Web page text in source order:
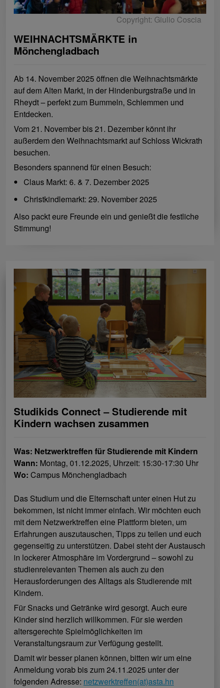
Copyright: Giulio Coscia
WEIHNACHTSMÄRKTE in
Mönchengladbach
Ab 14. November 2025 öffnen die Weihnachtsmärkte
auf dem Alten Markt, in der Hindenburgstraße und in
Rheydt – perfekt zum Bummeln, Schlemmen und
Entdecken.
Vom 21. November bis 21. Dezember könnt ihr
außerdem den Weihnachtsmarkt auf Schloss Wickrath
besuchen.
Besonders spannend für einen Besuch:
Claus Markt: 6. & 7. Dezember 2025
Christkindlemarkt: 29. November 2025
Also packt eure Freunde ein und genießt die festliche
Stimmung!
Studikids Connect – Studierende mit
Kindern wachsen zusammen
Was: Netzwerktreffen für Studierende mit Kindern
Wann: Montag, 01.12.2025, Uhrzeit: 15:30-17:30 Uhr
Wo: Campus Mönchengladbach
Das Studium und die Elternschaft unter einen Hut zu
bekommen, ist nicht immer einfach. Wir möchten euch
mit dem Netzwerktreffen eine Plattform bieten, um
Erfahrungen auszutauschen, Tipps zu teilen und euch
gegenseitig zu unterstützen. Dabei steht der Austausch
in lockerer Atmosphäre im Vordergrund – sowohl zu
studienrelevanten Themen als auch zu den
Herausforderungen des Alltags als Studierende mit
Kindern.
Für Snacks und Getränke wird gesorgt. Auch eure
Kinder sind herzlich willkommen. Für sie werden
altersgerechte Spielmöglichkeiten im
Veranstaltungsraum zur Verfügung gestellt.
Damit wir besser planen können, bitten wir um eine
Anmeldung vorab bis zum 24.11.2025 unter der
folgenden Adresse: netzwerktreffen(at)asta.hn